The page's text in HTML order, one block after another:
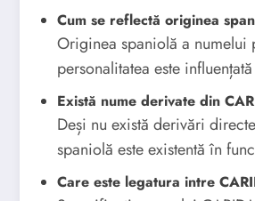
Cum se reflectă originea
Originea spaniolă a numelui
personalitatea este
Există nume derivate din
Deși nu există derivări
spaniolă este existentă în
Care este legatura intre